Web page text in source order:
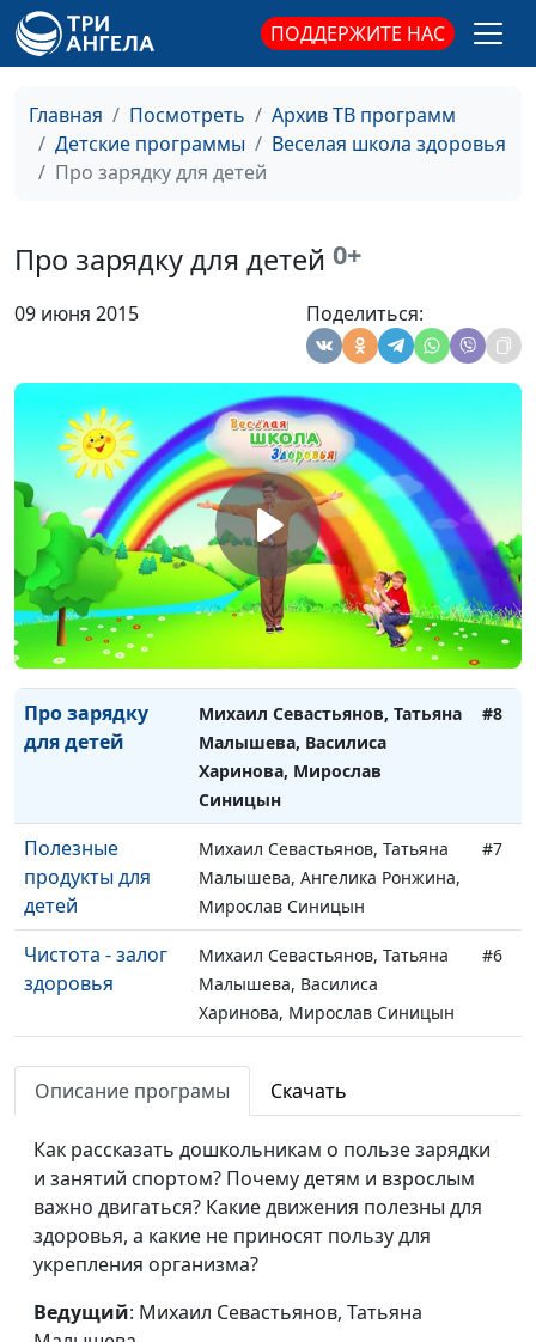
ПОДДЕРЖИТЕ НАС
Главная Посмотреть
Архив ТВ программ
Детские программы
Веселая школа здоровья
Про зарядку для детей
Про зарядку для детей 0+
09 июня 2015 Поделиться:
Матвей Сергеев
Как научить
ребёнка
общаться?
Михаил Севастьянов, Татьяна
Малышева, Аня Агеева,
Виталик Тимонин
#14
Слушайся маму
Михаил Севастьянов, Татьяна
Дети и природа
Малышева, Аня Агеева,
Мирослав Синицын
Михаил Севастьянов, Надежда
Малышева, Аня Агеева,
Мирослав Синицын
Веселье для
детей
Михаил Севастьянов, Надежда
Малышева, Аня Агеева,
Мирослав Синицын
Доброта для
дошкольников
Михаил Севастьянов, Надежда
Малышева, Аня Агеева,
Мирослав Синицын
#9
Про зарядку
для детей
Михаил Севастьянов, Татьяна
Малышева, Василиса
Харинова, Мирослав
Синицын
#8
Полезные
продукты для
детей
Михаил Севастьянов, Татьяна
Малышева, Ангелика Ронжина,
Мирослав Синицын
#7
Чистота - залог
здоровья
Михаил Севастьянов, Татьяна
Малышева, Василиса
Харинова, Мирослав Синицын
#6
Как закаливать
ребёнка?
Михаил Севастьянов, Татьяна
Малышева, Саша Чувилина,
Мирослав Синицын
Как быстро
ребёнка спать?
Михаил Севастьянов, Татьяна
Малышева, Маша
Серебрянникова, Валера
Калинин
Загар детям
Михаил Севастьянов, Татьяна
Описание програмы Скачать
Как рассказать дошкольникам о пользе зарядки
и занятий спортом? Почему детям и взрослым
важно двигаться? Какие движения полезны для
здоровья, а какие не приносят пользу для
укрепления организма?
Ведущий: Михаил Севастьянов, Татьяна